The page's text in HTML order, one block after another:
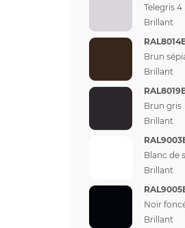
Telegris 4
Brillant
Brun
Brillant
Brun gris
Brillant
Blanc de
Brillant
Noir
Brillant